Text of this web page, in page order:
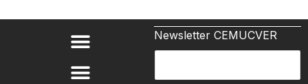
Newsletter CEMUCVER